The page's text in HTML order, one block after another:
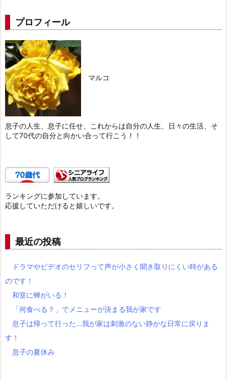
プロフィール
マルコ
息子の人生、息子に任せ、これからは自分の人生、日々の生活、そ
して70代の自分と向かい合って行こう！！
ランキングに参加しています。
応援していただけると嬉しいです。
最近の投稿
ドラマやビデオのセリフって声が小さく聞き取りにくい時がある
のです！
和室に蝉がいる！
「何食べる？」でメニューが決まる我が家です
息子は帰って行った…我が家は刺激のない静かな日常に戻りま
す！
息子の夏休み